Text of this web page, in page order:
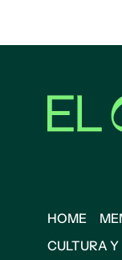
HOME
CULTURA Y